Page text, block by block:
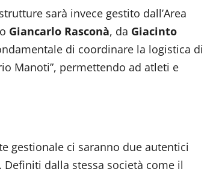
sarà invece gestito dall’Area
Giancarlo Rasconà, da Giacinto
di coordinare la logistica di
Manoti”, permettendo ad atleti e
gestionale ci saranno due autentici
. Definiti dalla stessa società come il